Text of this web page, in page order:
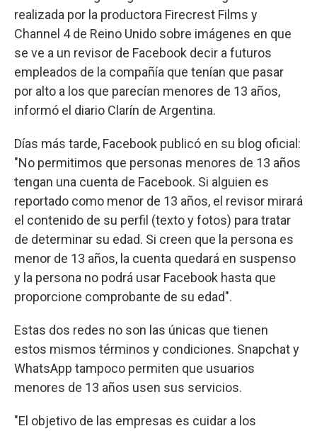
realizada por la productora Firecrest Films y
Channel 4 de Reino Unido sobre imágenes en que
se ve a un revisor de Facebook decir a futuros
empleados de la compañía que tenían que pasar
por alto a los que parecían menores de 13 años,
informó el diario Clarín de Argentina.
Días más tarde, Facebook publicó en su blog oficial:
"No permitimos que personas menores de 13 años
tengan una cuenta de Facebook. Si alguien es
reportado como menor de 13 años, el revisor mirará
el contenido de su perfil (texto y fotos) para tratar
de determinar su edad. Si creen que la persona es
menor de 13 años, la cuenta quedará en suspenso
y la persona no podrá usar Facebook hasta que
proporcione comprobante de su edad".
Estas dos redes no son las únicas que tienen
estos mismos términos y condiciones. Snapchat y
WhatsApp tampoco permiten que usuarios
menores de 13 años usen sus servicios.
"El objetivo de las empresas es cuidar a los